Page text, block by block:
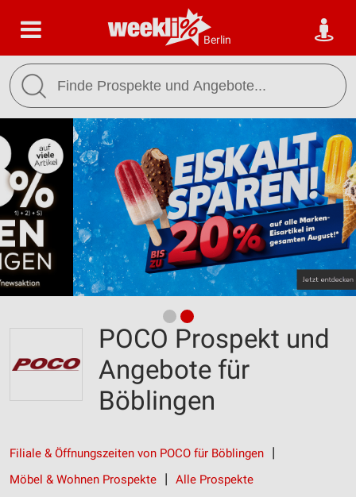
Berlin
POCO Prospekt und
Angebote für
Böblingen
Filiale & Öffnungszeiten von POCO für Böblingen
Möbel & Wohnen Prospekte
Alle Prospekte